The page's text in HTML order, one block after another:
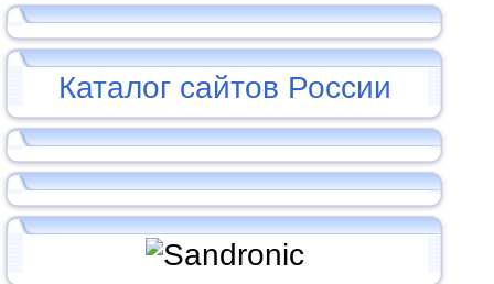
Каталог сайтов России